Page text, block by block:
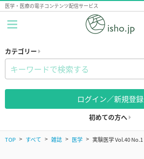
医学・医療の電子コンテンツ配信サービス
カテゴリー
ログイン／新規登録
初めての方へ
TOP すべて 雑誌 医学 実験医学 Vol.40 No.1